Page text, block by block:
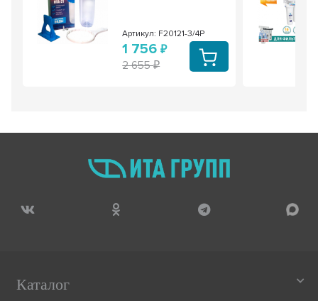
Артикул: F20121-3/4P
1 756
2 655
Каталог